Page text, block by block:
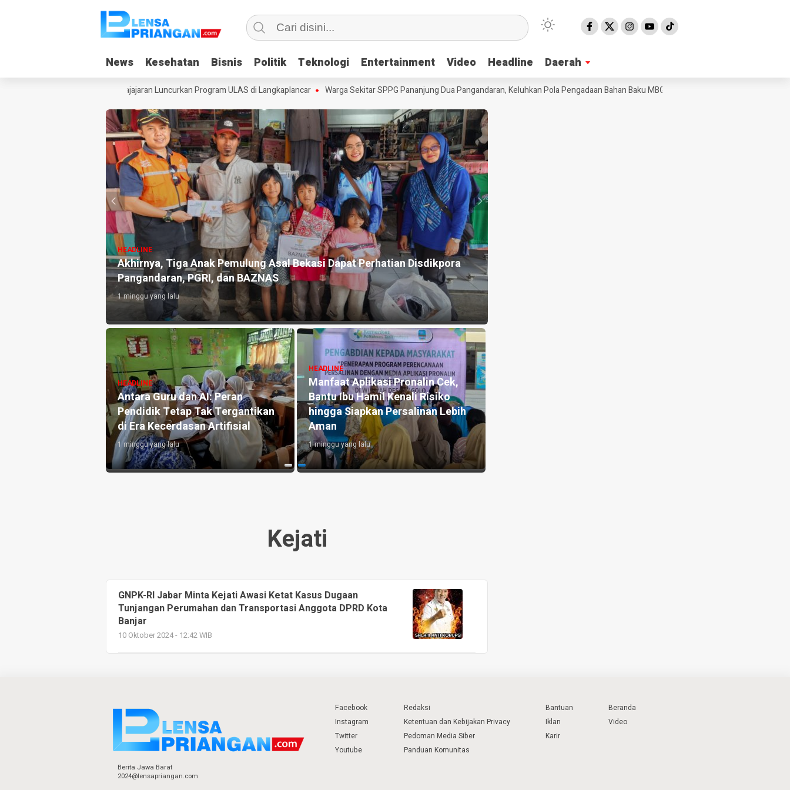
News Kesehatan Bisnis Politik Teknologi Entertainment Video Headline Daerah
News Kesehatan Bisnis Politik Teknologi Entertainment Video Headline Daerah
Yayasan Dangiang Galuh Pajajaran Luncurkan Program ULAS di Langkaplancar Warga Sekitar SPPG Pananjung Dua Pangandaran, Keluhkan Pola Pengadaan Bahan Baku MBG
HEADLINE
Akhirnya, Tiga Anak Pemulung Asal Bekasi Dapat Perhatian Disdikpora
Pangandaran, PGRI, dan BAZNAS
1 minggu yang lalu
HEADLINE
Antara Guru dan AI: Peran
Pendidik Tetap Tak Tergantikan
di Era Kecerdasan Artifisial
1 minggu yang lalu
HEADLINE
Manfaat Aplikasi Pronalin Cek,
Bantu Ibu Hamil Kenali Risiko
hingga Siapkan Persalinan Lebih
Aman
1 minggu yang lalu
Kejati
GNPK-RI Jabar Minta Kejati Awasi Ketat Kasus Dugaan
Tunjangan Perumahan dan Transportasi Anggota DPRD Kota
Banjar
10 Oktober 2024 - 12:42 WIB
Berita Jawa Barat
2024@lensapriangan.com
Facebook
Instagram
Twitter
Youtube
Redaksi
Ketentuan dan Kebijakan Privacy
Pedoman Media Siber
Panduan Komunitas
Bantuan
Iklan
Karir
Beranda
Video